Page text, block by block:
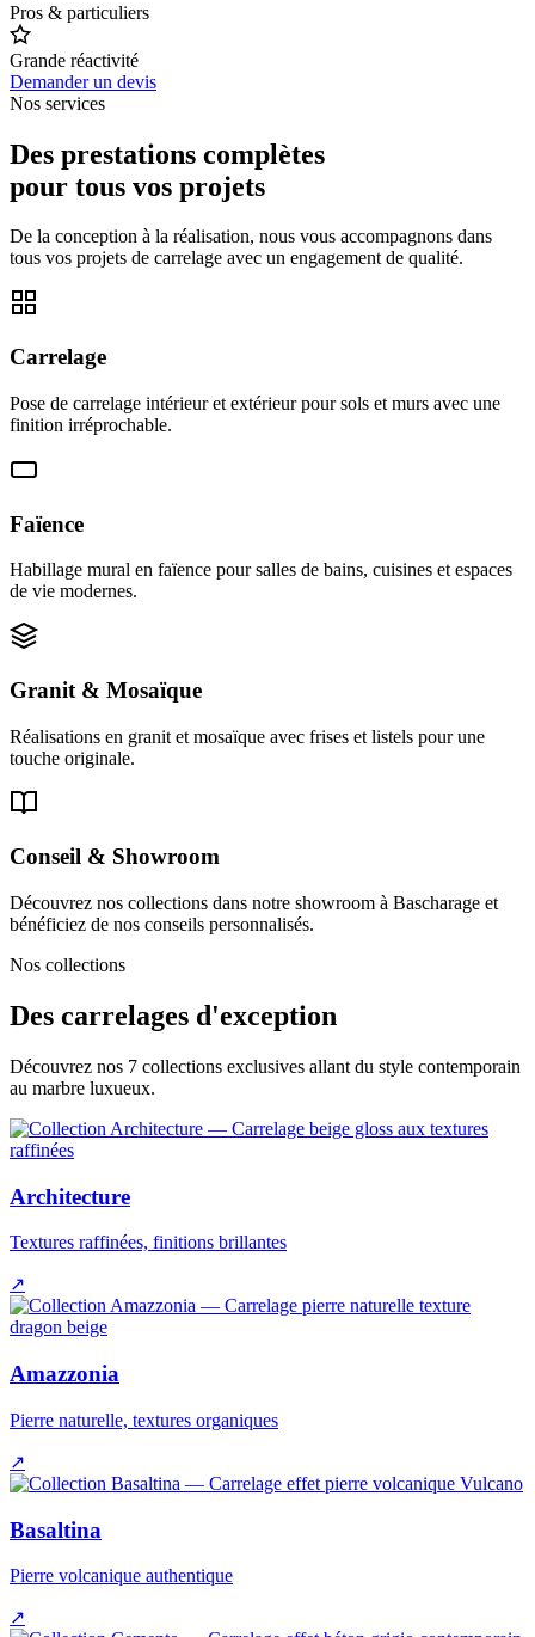
Pros & particuliers
Grande réactivité
Demander un devis
Nos services
Des prestations complètes
pour tous vos projets
De la conception à la réalisation, nous vous accompagnons dans
tous vos projets de carrelage avec un engagement de qualité.
Carrelage
Pose de carrelage intérieur et extérieur pour sols et murs avec une
finition irréprochable.
Faïence
Habillage mural en faïence pour salles de bains, cuisines et espaces
de vie modernes.
Granit & Mosaïque
Réalisations en granit et mosaïque avec frises et listels pour une
touche originale.
Conseil & Showroom
Découvrez nos collections dans notre showroom à Bascharage et
bénéficiez de nos conseils personnalisés.
Nos collections
Des carrelages d'exception
Découvrez nos 7 collections exclusives allant du style contemporain
au marbre luxueux.
Architecture
Textures raffinées, finitions brillantes
↗
Amazzonia
Pierre naturelle, textures organiques
↗
Basaltina
Pierre volcanique authentique
↗